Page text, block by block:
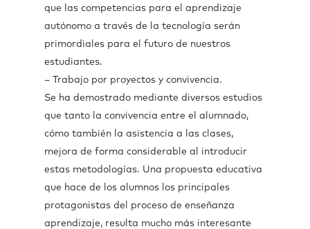
que las competencias para el aprendizaje
autónomo a través de la tecnología serán
primordiales para el futuro de nuestros
estudiantes.
– Trabajo por proyectos y convivencia.
Se ha demostrado mediante diversos estudios
que tanto la convivencia entre el alumnado,
cómo también la asistencia a las clases,
mejora de forma considerable al introducir
estas metodologías. Una propuesta educativa
que hace de los alumnos los principales
protagonistas del proceso de enseñanza
aprendizaje, resulta mucho más interesante